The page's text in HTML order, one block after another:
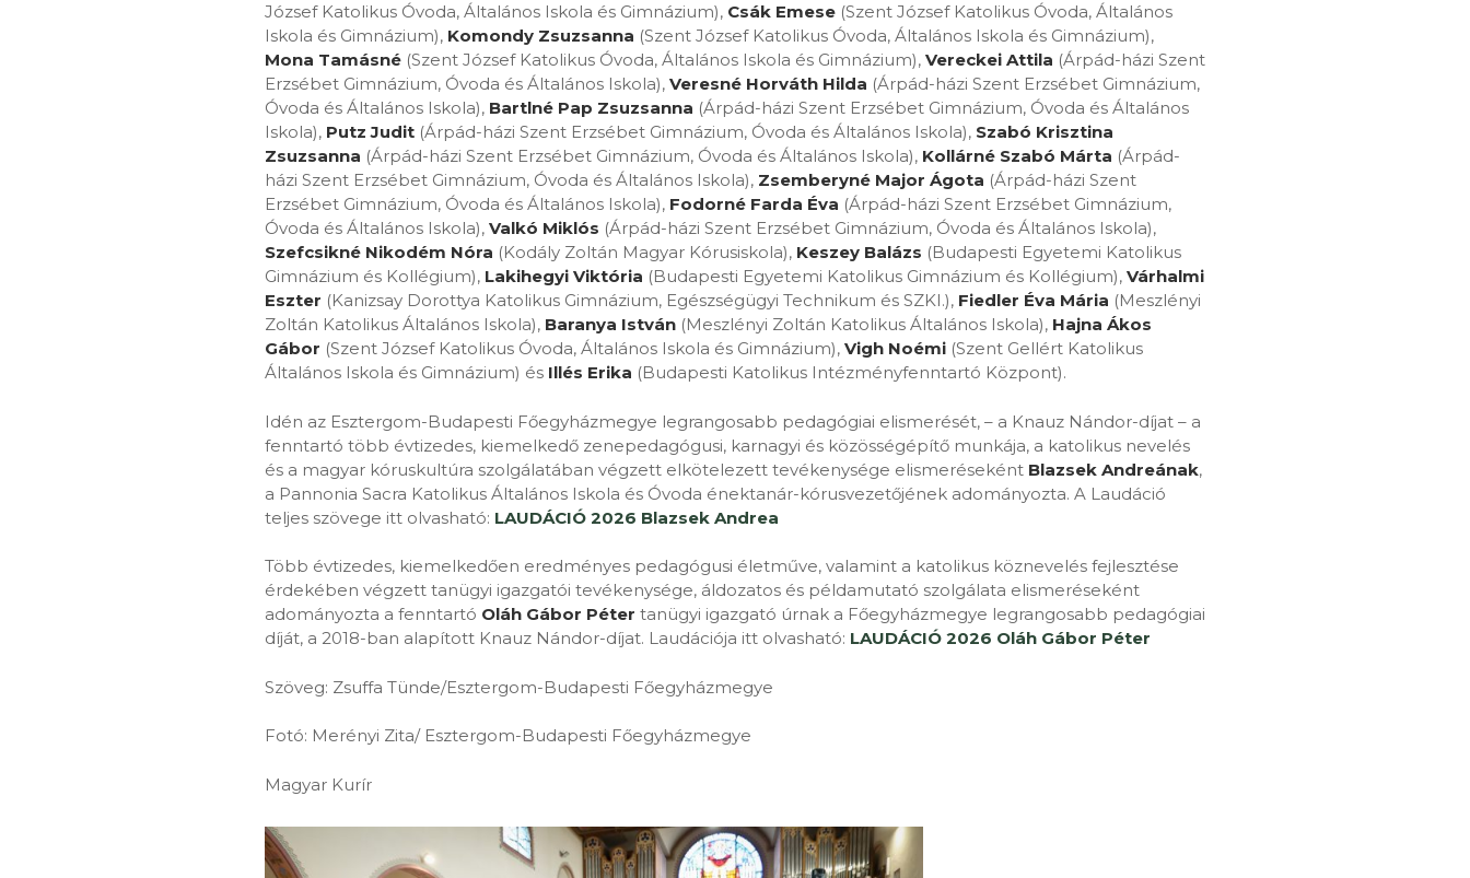
József Katolikus Óvoda, Általános Iskola és Gimnázium), Csák Emese (Szent József Katolikus Óvoda, Általános
Iskola és Gimnázium), Komondy Zsuzsanna (Szent József Katolikus Óvoda, Általános Iskola és Gimnázium),
Mona Tamásné (Szent József Katolikus Óvoda, Általános Iskola és Gimnázium), Vereckei Attila (Árpád-házi Szent
Erzsébet Gimnázium, Óvoda és Általános Iskola), Veresné Horváth Hilda (Árpád-házi Szent Erzsébet Gimnázium,
Óvoda és Általános Iskola), Bartlné Pap Zsuzsanna (Árpád-házi Szent Erzsébet Gimnázium, Óvoda és Általános
Iskola), Putz Judit (Árpád-házi Szent Erzsébet Gimnázium, Óvoda és Általános Iskola), Szabó Krisztina
Zsuzsanna (Árpád-házi Szent Erzsébet Gimnázium, Óvoda és Általános Iskola), Kollárné Szabó Márta (Árpád-
házi Szent Erzsébet Gimnázium, Óvoda és Általános Iskola), Zsemberyné Major Ágota (Árpád-házi Szent
Erzsébet Gimnázium, Óvoda és Általános Iskola), Fodorné Farda Éva (Árpád-házi Szent Erzsébet Gimnázium,
Óvoda és Általános Iskola), Valkó Miklós (Árpád-házi Szent Erzsébet Gimnázium, Óvoda és Általános Iskola),
Szefcsikné Nikodém Nóra (Kodály Zoltán Magyar Kórusiskola), Keszey Balázs (Budapesti Egyetemi Katolikus
Gimnázium és Kollégium), Lakihegyi Viktória (Budapesti Egyetemi Katolikus Gimnázium és Kollégium), Várhalmi
Eszter (Kanizsay Dorottya Katolikus Gimnázium, Egészségügyi Technikum és SZKI.), Fiedler Éva Mária (Meszlényi
Zoltán Katolikus Általános Iskola), Baranya István (Meszlényi Zoltán Katolikus Általános Iskola), Hajna Ákos
Gábor (Szent József Katolikus Óvoda, Általános Iskola és Gimnázium), Vigh Noémi (Szent Gellért Katolikus
Általános Iskola és Gimnázium) és Illés Erika (Budapesti Katolikus Intézményfenntartó Központ).
Idén az Esztergom-Budapesti Főegyházmegye legrangosabb pedagógiai elismerését, – a Knauz Nándor-díjat – a
fenntartó több évtizedes, kiemelkedő zenepedagógusi, karnagyi és közösségépítő munkája, a katolikus nevelés
és a magyar kóruskultúra szolgálatában végzett elkötelezett tevékenysége elismeréseként Blazsek Andreának,
a Pannonia Sacra Katolikus Általános Iskola és Óvoda énektanár-kórusvezetőjének adományozta. A Laudáció
teljes szövege itt olvasható: LAUDÁCIÓ 2026 Blazsek Andrea
Több évtizedes, kiemelkedően eredményes pedagógusi életműve, valamint a katolikus köznevelés fejlesztése
érdekében végzett tanügyi igazgatói tevékenysége, áldozatos és példamutató szolgálata elismeréseként
adományozta a fenntartó Oláh Gábor Péter tanügyi igazgató úrnak a Főegyházmegye legrangosabb pedagógiai
díját, a 2018-ban alapított Knauz Nándor-díjat. Laudációja itt olvasható: LAUDÁCIÓ 2026 Oláh Gábor Péter
Szöveg: Zsuffa Tünde/Esztergom-Budapesti Főegyházmegye
Fotó: Merényi Zita/ Esztergom-Budapesti Főegyházmegye
Magyar Kurír